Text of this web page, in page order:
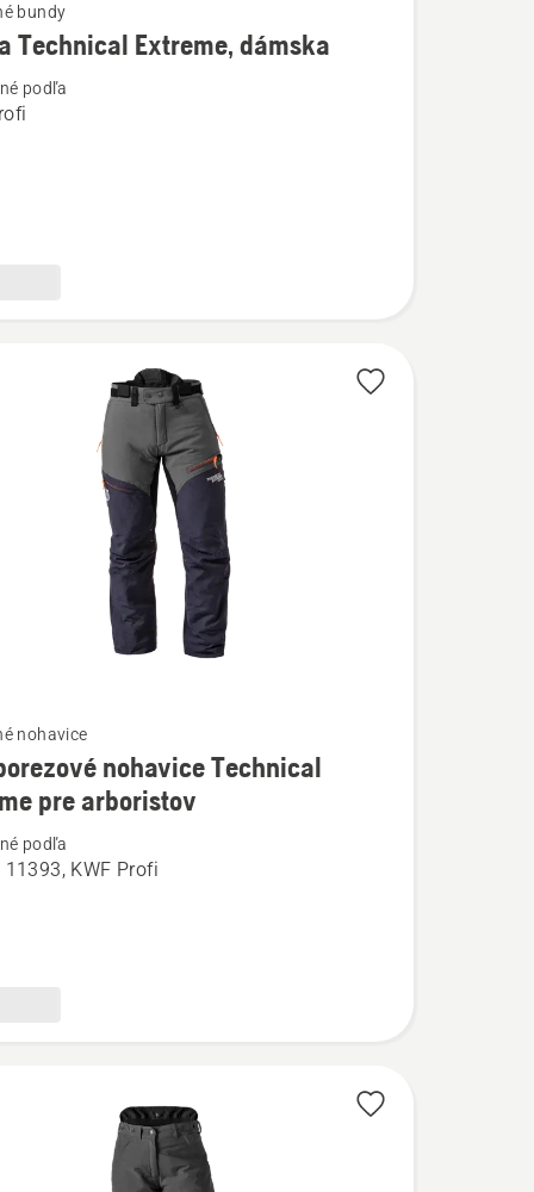
bundy
Technical Extreme, dámska
podľa
nohavice
nohavice Technical
pre arboristov
podľa
11393, KWF Profi